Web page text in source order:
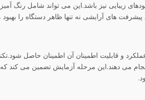
زیبایی نیز باشد.این می تواند شامل رنگ
های آرایشی نه تنها ظاهر دستگاه را
و قابلیت اطمینان آن اطمینان حاصل
می دهند.این مرحله آزمایش تضمین می کند